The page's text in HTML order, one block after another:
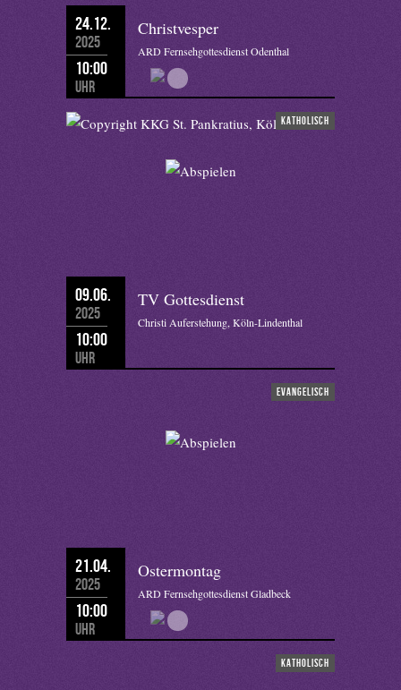
24.12.
2025
10:00
Uhr
Christvesper
ARD Fernsehgottesdienst Odenthal
katholisch
09.06.
2025
10:00
Uhr
TV Gottesdienst
Christi Auferstehung, Köln-Lindenthal
evangelisch
21.04.
2025
10:00
Uhr
Ostermontag
ARD Fernsehgottesdienst Gladbeck
katholisch